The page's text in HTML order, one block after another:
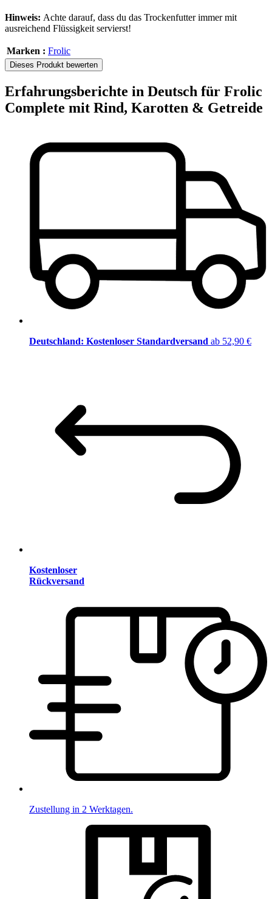
Hinweis: Achte darauf, dass du das Trockenfutter immer mit
ausreichend Flüssigkeit servierst!
Marken : Frolic
Dieses Produkt bewerten
Erfahrungsberichte in Deutsch für Frolic
Complete mit Rind, Karotten & Getreide
Deutschland: Kostenloser Standardversand ab 52,90 €
Kostenloser
Rückversand
Zustellung in 2 Werktagen.